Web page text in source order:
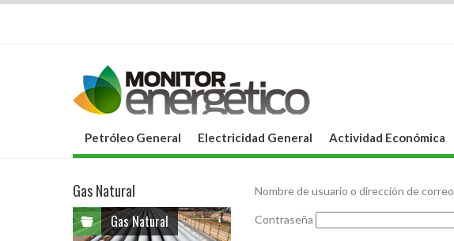
Petróleo General Electricidad General Actividad Económica
Nombre de usuario o dirección de correo
Contraseña
Gas Natural
Gas Natural